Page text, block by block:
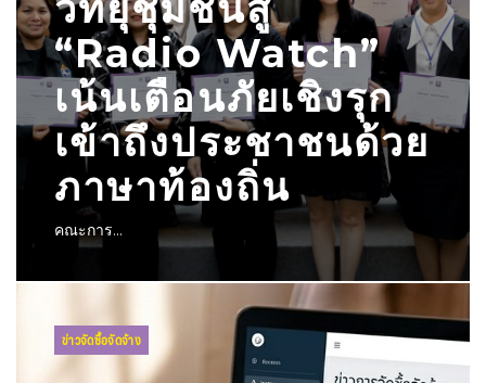
“Radio Watch”
เน้นเตือนภัยเชิงรุก
เข้าถึงประชาชนด้วย
ภาษาท้องถิ่น
คณะการ...
ข่าวจัดซื้อจัดจ้าง